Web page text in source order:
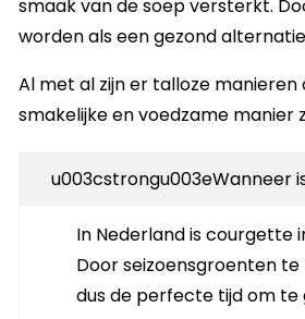
smaak van de soep versterkt.
worden als een gezond
Al met al zijn er talloze
smakelijke en voedzame
u003cstrongu003eWanneer
In Nederland is courgette
Door seizoensgroenten
dus de perfecte tijd om te